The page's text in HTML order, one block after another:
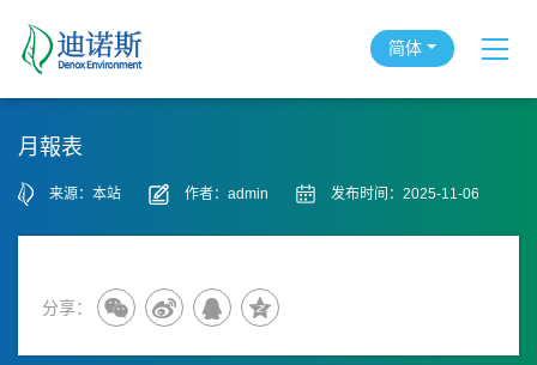
简体
月報表
来源：本站 作者：admin 发布时间：2025-11-06
分享：